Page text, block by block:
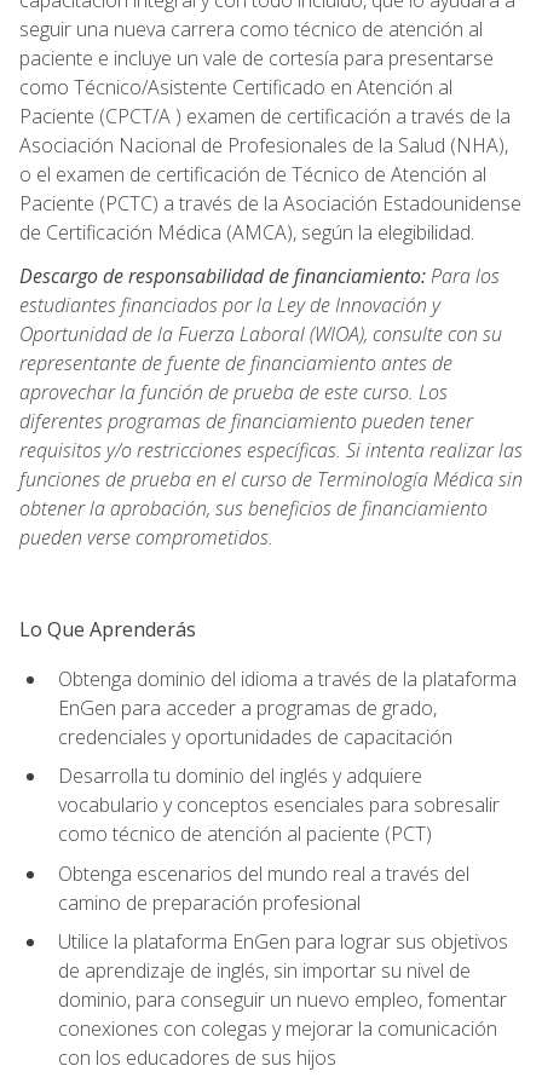
seguir una nueva carrera como técnico de atención al
paciente e incluye un vale de cortesía para presentarse
como Técnico/Asistente Certificado en Atención al
Paciente (CPCT/A ) examen de certificación a través de la
Asociación Nacional de Profesionales de la Salud (NHA),
o el examen de certificación de Técnico de Atención al
Paciente (PCTC) a través de la Asociación Estadounidense
de Certificación Médica (AMCA), según la elegibilidad.
Descargo de responsabilidad de financiamiento:Para los
estudiantes financiados por la Ley de Innovación y
Oportunidad de la Fuerza Laboral (WIOA), consulte con su
representante de fuente de financiamiento antes de
aprovechar la función de prueba de este curso. Los
diferentes programas de financiamiento pueden tener
requisitos y/o restricciones específicas. Si intenta realizar las
funciones de prueba en el curso de Terminología Médica sin
obtener la aprobación, sus beneficios de financiamiento
pueden verse comprometidos.
Lo Que Aprenderás
Obtenga dominio del idioma a través de la plataforma
EnGen para acceder a programas de grado,
credenciales y oportunidades de capacitación
Desarrolla tu dominio del inglés y adquiere
vocabulario y conceptos esenciales para sobresalir
como técnico de atención al paciente (PCT)
Obtenga escenarios del mundo real a través del
camino de preparación profesional
Utilice la plataforma EnGen para lograr sus objetivos
de aprendizaje de inglés, sin importar su nivel de
dominio, para conseguir un nuevo empleo, fomentar
conexiones con colegas y mejorar la comunicación
con los educadores de sus hijos